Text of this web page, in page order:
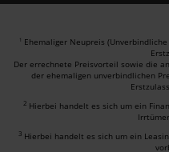
1 Ehemaliger Neupreis
Der errechnete Preisvorteil sowie die
der ehemaligen unverbindlichen
2 Hierbei handelt es sich um ein
3 Hierbei handelt es sich um ein